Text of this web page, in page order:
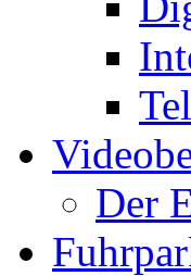
Der